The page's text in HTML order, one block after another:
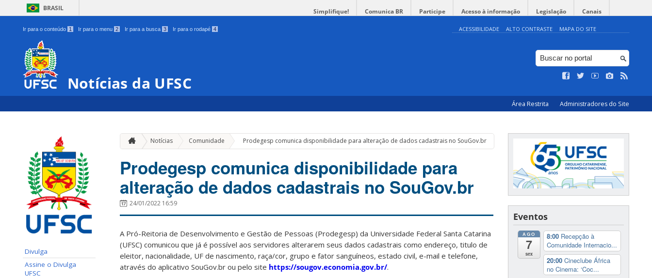
BRASIL Simplifique! Comunica BR Participe Acesso à informação Legislação Canais
Ir para o conteúdo 1 Ir para o menu 2 Ir para a busca 3 Ir para o rodapé 4 ACESSIBILIDADE ALTO CONTRASTE MAPA DO SITE
Notícias da UFSC
Área Restrita Administradores do Site
Divulga
Assine o Divulga
UFSC
Notícias Comunidade » Prodegesp comunica disponibilidade para alteração de dados cadastrais no SouGov.br
Prodegesp comunica disponibilidade para
alteração de dados cadastrais no SouGov.br
24/01/2022 16:59
A Pró-Reitoria de Desenvolvimento e Gestão de Pessoas (Prodegesp) da Universidade Federal Santa Catarina
(UFSC) comunicou que já é possível aos servidores alterarem seus dados cadastrais como endereço, titulo de
eleitor, nacionalidade, UF de nascimento, raça/cor, grupo e fator sanguíneos, estado civil, e-mail e telefone,
através do aplicativo SouGov.br ou pelo site https://sougov.economia.gov.br/.
Eventos
AGO
7
sex
8:00 Recepção à
Comunidade Internacio...
20:00 Cineclube África
no Cinema: ‘Coc...